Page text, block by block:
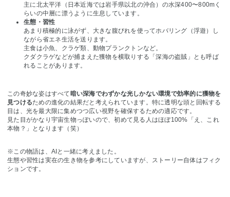
主に北太平洋（日本近海では岩手県以北の沖合）の水深400〜800mく
らいの中層に漂うように生息しています。
生態・習性
あまり積極的に泳がず、大きな腹びれを使ってホバリング（浮遊）し
ながら省エネ生活を送ります。
主食は小魚、クラゲ類、動物プランクトンなど。
クダクラゲなどが捕まえた獲物を横取りする「深海の盗賊」とも呼ば
れることがあります。
この奇妙な姿はすべて暗い深海でわずかな光しかない環境で効率的に獲物を
見つけるための進化の結果だと考えられています。特に透明な頭と回転する
目は、光を最大限に集めつつ広い視野を確保するための適応です。
見た目がかなり宇宙生物っぽいので、初めて見る人はほぼ100%「え、これ
本物？」となります（笑）
※この物語は、AIと一緒に考えました。
生態や習性は実在の生き物を参考にしていますが、ストーリー自体はフィク
ションです。